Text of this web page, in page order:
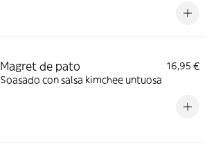
Magret de pato
16,95 €
Soasado con salsa kimchee untuosa